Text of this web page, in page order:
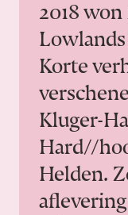
2018
Korte
Kluger-
Hard//
Helden.